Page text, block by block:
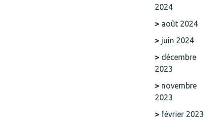
2024
août 2024
juin 2024
décembre
2023
novembre
2023
février 2023